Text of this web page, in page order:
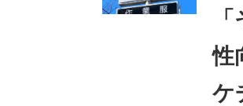
性
ケ